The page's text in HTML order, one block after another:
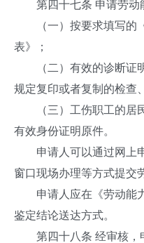
第四十七条 申请劳动
（一）按要求填写的《
表》；
（二）有效的诊断证明
规定复印或者复制的检查
（三）工伤职工的居民
有效身份证明原件。
申请人可以通过网上申
窗口现场办理等方式提交
申请人应在《劳动能力
鉴定结论送达方式。
第四十八条 经审核，